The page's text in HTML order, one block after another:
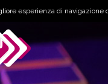
esperienza di